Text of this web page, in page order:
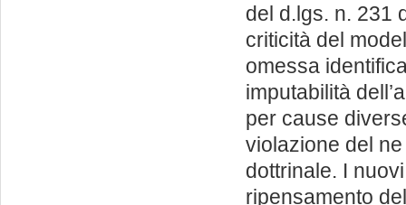
del d.lgs. n. 231
criticità del
omessa
imputabilità
per cause
violazione del
dottrinale. I
ripensamento